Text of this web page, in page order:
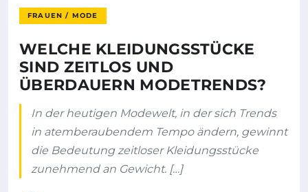
FRAUEN / MODE
WELCHE KLEIDUNGSSTÜCKE
SIND ZEITLOS UND
ÜBERDAUERN MODETRENDS?
In der heutigen Modewelt, in der sich Trends
in atemberaubendem Tempo ändern, gewinnt
die Bedeutung zeitloser Kleidungsstücke
zunehmend an Gewicht. […]